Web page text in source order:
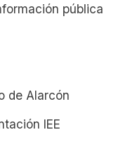
pública
de Alarcón
IEE